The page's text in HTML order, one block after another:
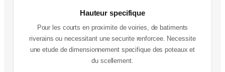
Hauteur specifique
Pour les courts en proximite de voiries, de batiments
riverains ou necessitant une securite renforcee. Necessite
une etude de dimensionnement specifique des poteaux et
du scellement.